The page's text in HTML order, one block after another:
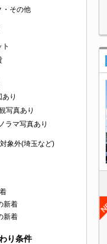
・その他
ト
あり
写真あり
ラマ写真あり
象外(埼玉など)
新着
新着
り条件